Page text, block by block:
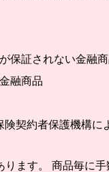
保証されない金融
融商品
契約者保護機構に
ます。 商品毎に